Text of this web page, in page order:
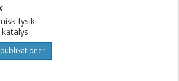
fysik